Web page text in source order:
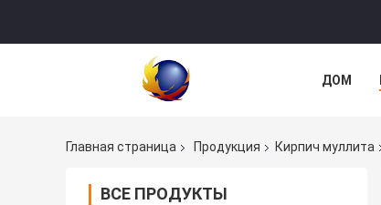
ДОМ
Главная страница Продукция Кирпич муллита
ВСЕ ПРОДУКТЫ